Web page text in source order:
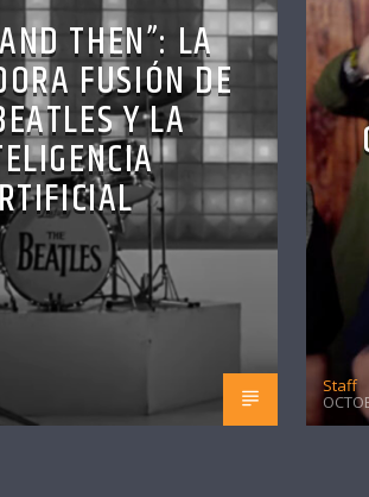
THEN”: LA
FUSIÓN DE
Y LA
Staff